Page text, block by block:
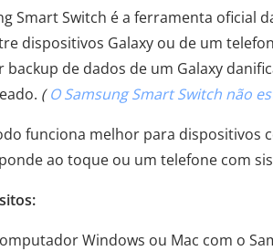
Smart Switch é a ferramenta oficial
dispositivos Galaxy ou de um
backup de dados de um Galaxy
(O Samsung Smart Switch não
funciona melhor para dispositivos
ao toque ou um telefone com
Windows ou Mac com o